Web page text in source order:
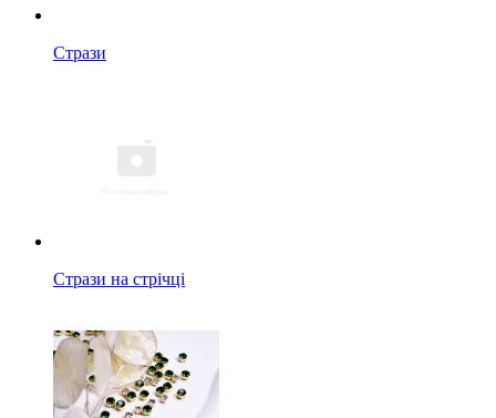
Стрази
Стрази на стрічці